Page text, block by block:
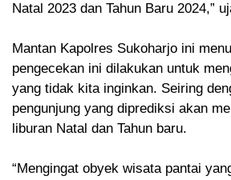
Natal 2023 dan Tahun Baru 2024,”
Mantan Kapolres Sukoharjo ini
pengecekan ini dilakukan untuk
yang tidak kita inginkan. Seiring
pengunjung yang diprediksi akan
liburan Natal dan Tahun baru.
“Mengingat obyek wisata pantai